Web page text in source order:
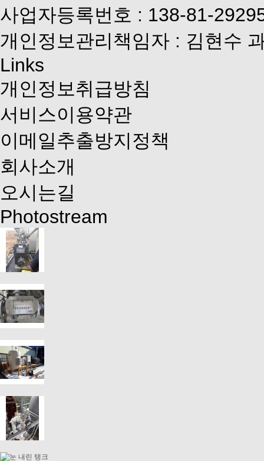
사업자등록번호 : 138-81-
개인정보관리책임자 : 김현수
Links
개인정보취급방침
서비스이용약관
이메일추출방지정책
회사소개
오시는길
Photostream